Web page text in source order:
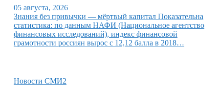
05 августа, 2026
Знания без привычки — мёртвый капитал Показательна
статистика: по данным НАФИ (Национальное агентство
финансовых исследований), индекс финансовой
грамотности россиян вырос с 12,12 балла в 2018…
Новости СМИ2